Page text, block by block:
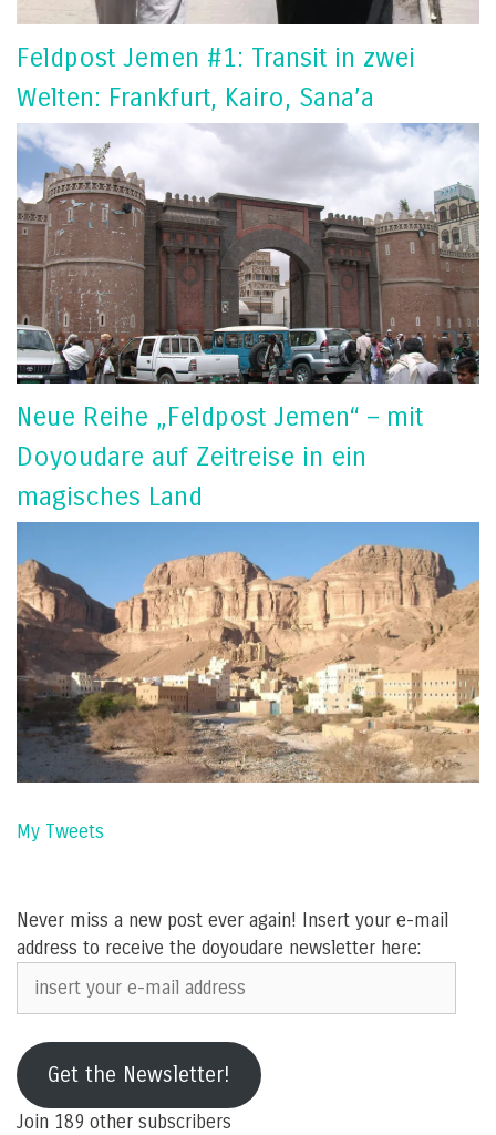
Feldpost Jemen #1: Transit in zwei
Welten: Frankfurt, Kairo, Sana’a
Neue Reihe „Feldpost Jemen“ – mit
Doyoudare auf Zeitreise in ein
magisches Land
My Tweets
Never miss a new post ever again! Insert your e-mail
address to receive the doyoudare newsletter here:
insert
your
mail
addressGet the Newsletter!
Join 189 other subscribers